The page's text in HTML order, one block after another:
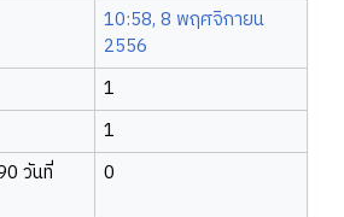
10:58, 8 พฤศจิกายน
2556
1
1
วันที่
0